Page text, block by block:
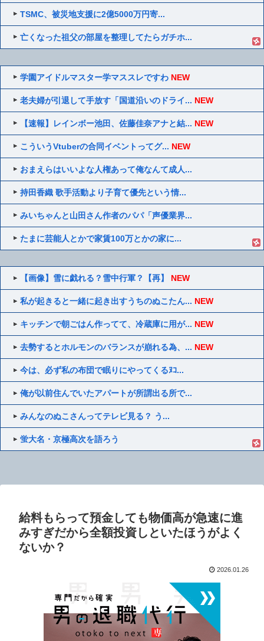
TSMC、被災地支援に2億5000万円寄...
亡くなった祖父の部屋を整理してたらガチホ...
学園アイドルマスター学マススレですわ NEW
老夫婦が引退して手放す「国道沿いのドライ... NEW
【速報】レインボー池田、佐藤佳奈アナと結... NEW
こういうVtuberの合同イベントってグ... NEW
おまえらはいいよな人権あって俺なんて成人...
持田香織 歌手活動より子育て優先という情...
みいちゃんと山田さん作者のパパ「声優業界...
たまに芸能人とかで家賃100万とかの家に...
【画像】雪に戯れる？雪中行軍？【再】 NEW
私が起きると一緒に起き出すうちのぬこたん... NEW
キッチンで朝ごはん作ってて、冷蔵庫に用が... NEW
去勢するとホルモンのバランスが崩れる為、... NEW
今は、必ず私の布団で眠りにやってくるﾇｺ...
俺が以前住んでいたアパートが所謂出る所で...
みんなのぬこさんってテレビ見る？ う...
蛍大名・京極高次を語ろう
給料もらって預金しても物価高が急速に進
みすぎだから全額投資しといたほうがよく
ないか？
2026.01.26